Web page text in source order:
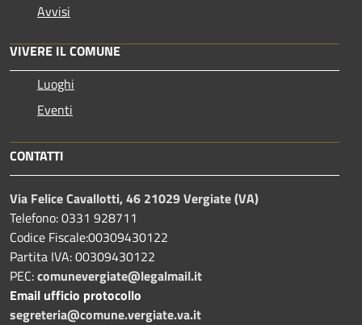
Avvisi
VIVERE IL COMUNE
Luoghi
Eventi
CONTATTI
Via Felice Cavallotti, 46 21029 Vergiate (VA)
Telefono: 0331 928711
Codice Fiscale:00309430122
Partita IVA: 00309430122
PEC:comunevergiate@legalmail.it
Email ufficio protocollo
segreteria@comune.vergiate.va.it